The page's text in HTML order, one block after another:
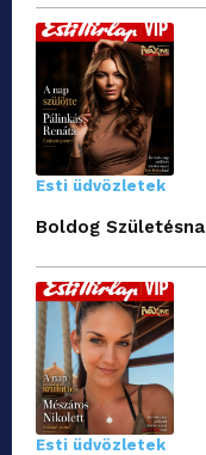
Esti üdvözletek
Boldog
Esti üdvözletek